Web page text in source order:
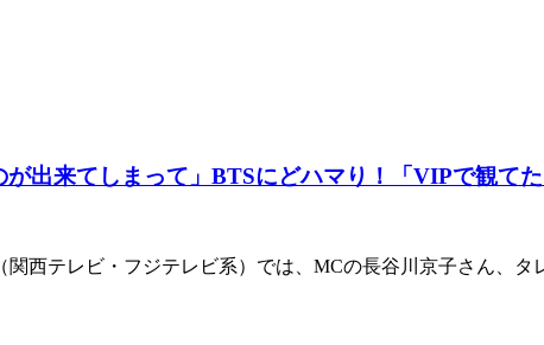
出来てしまって」BTSにどハマり！「VIPで観て
関西テレビ・フジテレビ系）では、MCの長谷川京子さん、